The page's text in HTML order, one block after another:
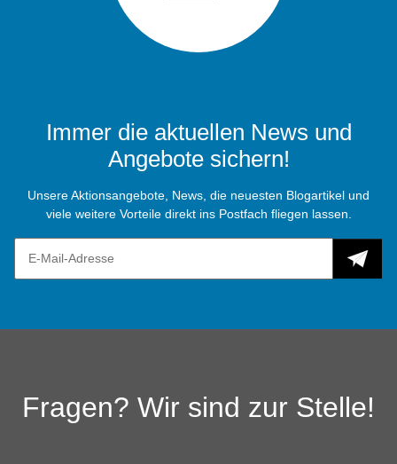
Immer die aktuellen News und
Angebote sichern!
Unsere Aktionsangebote, News, die neuesten Blogartikel und
viele weitere Vorteile direkt ins Postfach fliegen lassen.
Fragen? Wir sind zur Stelle!